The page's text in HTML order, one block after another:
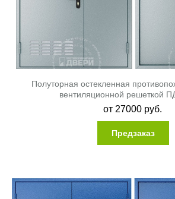
Полуторная остекленная
вентиляционной решеткой
от 27000 руб.
Предзаказ